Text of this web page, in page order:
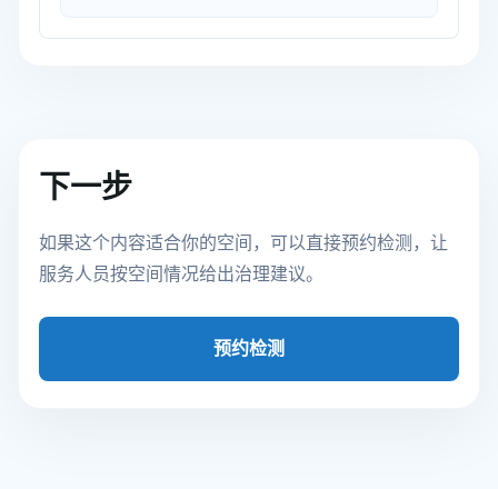
下一步
如果这个内容适合你的空间，可以直接预约检测，让
服务人员按空间情况给出治理建议。
预约检测